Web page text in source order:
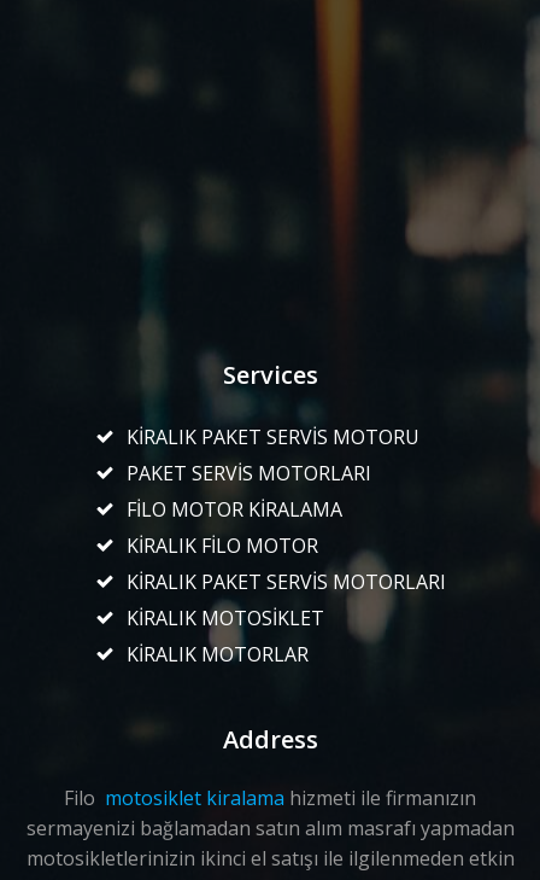
Services
KİRALIK PAKET SERVİS MOTORU
PAKET SERVİS MOTORLARI
FİLO MOTOR KİRALAMA
KİRALIK FİLO MOTOR
KİRALIK PAKET SERVİS MOTORLARI
KİRALIK MOTOSİKLET
KİRALIK MOTORLAR
Address
Filo motosiklet kiralama hizmeti ile firmanızın
sermayenizi bağlamadan satın alım masrafı yapmadan
motosikletlerinizin ikinci el satışı ile ilgilenmeden etkin